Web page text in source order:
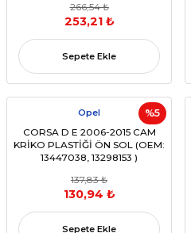
266,54 ₺
253,21 ₺
Sepete Ekle
%5
Opel
CORSA D E 2006-2015 CAM
KRİKO PLASTİĞİ ÖN SOL (OEM:
13447038, 13298153 )
137,83 ₺
130,94 ₺
Sepete Ekle